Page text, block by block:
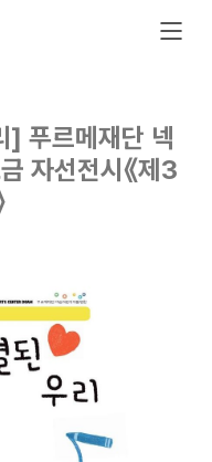
] 푸르메재단 넥
자선전시《제3